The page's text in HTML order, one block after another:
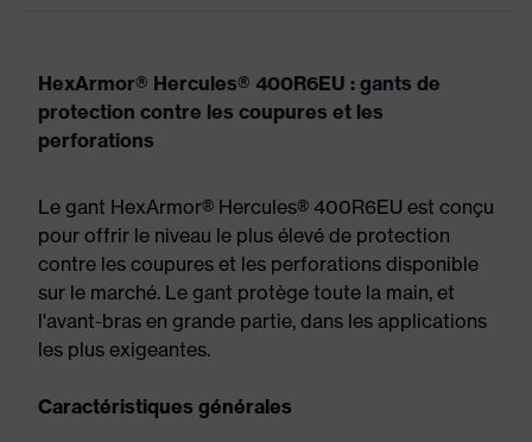
HexArmor® Hercules® 400R6EU : gants de
protection contre les coupures et les
perforations
Le gant HexArmor® Hercules® 400R6EU est conçu
pour offrir le niveau le plus élevé de protection
contre les coupures et les perforations disponible
sur le marché. Le gant protège toute la main, et
l'avant-bras en grande partie, dans les applications
les plus exigeantes.
Caractéristiques générales